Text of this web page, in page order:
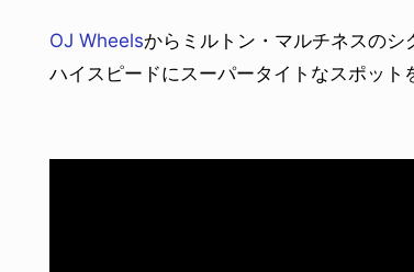
OJ Wheelsからミルトン・マルチネスのシ
ハイスピードにスーパータイトなスポット